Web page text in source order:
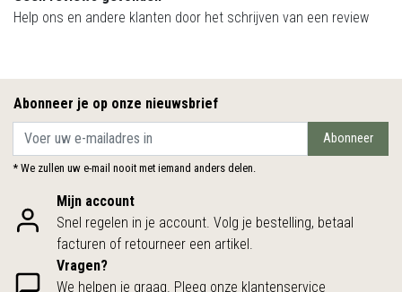
Help ons en andere klanten door het schrijven van een review
Abonneer je op onze nieuwsbrief
Abonneer
* We zullen uw e-mail nooit met iemand anders delen.
Mijn account
Snel regelen in je account. Volg je bestelling, betaal
facturen of retourneer een artikel.
Vragen?
We helpen je graag. Pleeg onze klantenservice